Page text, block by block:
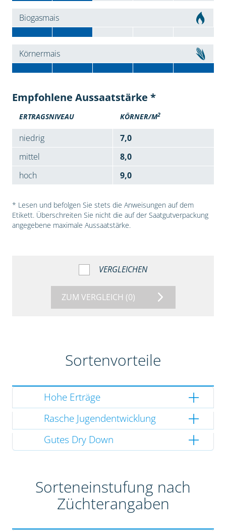
Biogasmais
Körnermais
Empfohlene Aussaatstärke *
ERTRAGSNIVEAU KÖRNER/M2
niedrig
7,0
mittel
8,0
hoch
9,0
* Lesen und befolgen Sie stets die Anweisungen auf dem
Etikett. Überschreiten Sie nicht die auf der Saatgutverpackung
angegebene maximale Aussaatstärke.
VERGLEICHEN
ZUM VERGLEICH (0)
Sortenvorteile
Hohe Erträge
Rasche Jugendentwicklung
Gutes Dry Down
Sorteneinstufung nach
Züchterangaben